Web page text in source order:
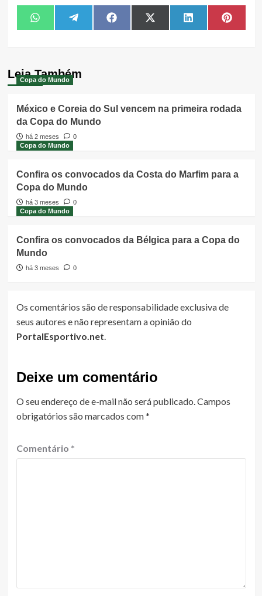
Share
on
WhatsAppShare
on
TelegramShare
on
FacebookShare
on
X
(Twitter)
Share
on
LinkedIn Share
on
Leia Também
Copa do Mundo
México e Coreia do Sul vencem na primeira rodada
da Copa do Mundo
há 2 meses
0
Copa do Mundo
Confira os convocados da Costa do Marfim para a
Copa do Mundo
há 3 meses
0
Copa do Mundo
Confira os convocados da Bélgica para a Copa do
Mundo
há 3 meses 0
Os comentários são de responsabilidade exclusiva de
seus autores e não representam a opinião do
PortalEsportivo.net.
Deixe um comentário
O seu endereço de e-mail não será publicado.Campos
obrigatórios são marcados com*
Comentário *